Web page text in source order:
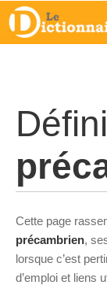
Cette page
précambrien,
lorsque c’est
d’emploi et liens